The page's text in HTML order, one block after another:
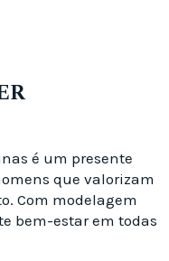
é um presente
que valorizam
Com modelagem
bem-estar em todas